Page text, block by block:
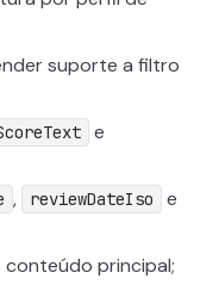
suporte a filtro
e
, reviewDateIso e
conteúdo principal;